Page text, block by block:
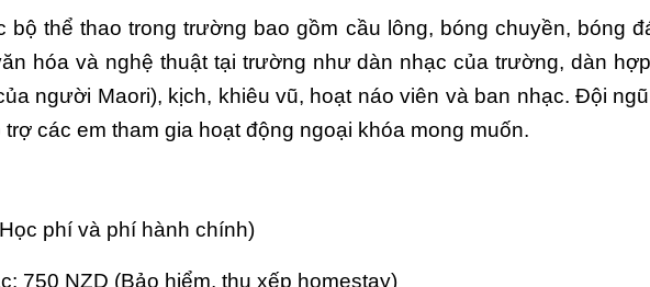
bộ thể thao trong trường bao gồm cầu lông, bóng chuyền, bóng
hóa và nghệ thuật tại trường như dàn nhạc của trường, dàn
người Maori), kịch, khiêu vũ, hoạt náo viên và ban nhạc. Đội
các em tham gia hoạt động ngoại khóa mong muốn.
phí và phí hành chính)
750 NZD (Bảo hiểm, thu xếp homestay)